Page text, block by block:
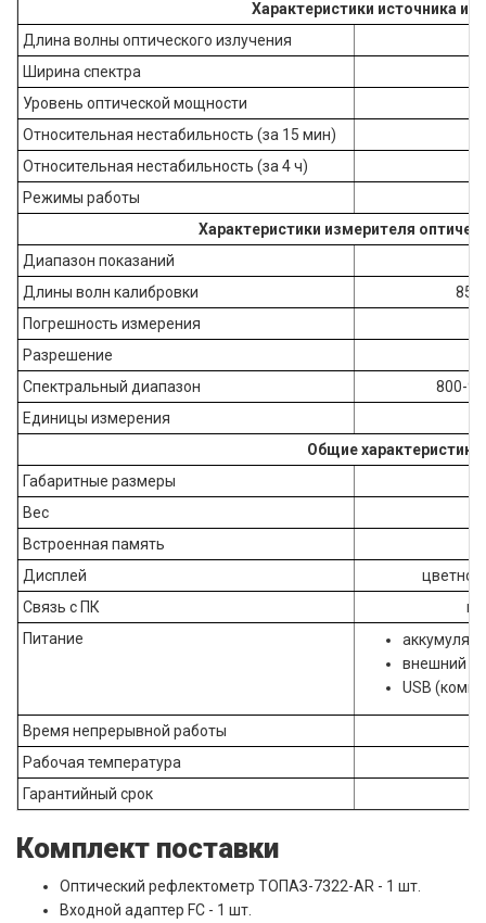
Характеристики источника
Длина волны оптического излучения
Ширина спектра
Уровень оптической мощности
Относительная нестабильность (за 15 мин)
Относительная нестабильность (за 4 ч)
Режимы работы
Характеристики измерителя
Диапазон показаний
Длины волн калибровки
Погрешность измерения
Разрешение
Спектральный диапазон
800-
Единицы измерения
Общие характеристики
Габаритные размеры
Вес
Встроенная память
Дисплей
Связь с ПК
Питание
внешний
USB
Время непрерывной работы
Рабочая температура
Гарантийный срок
Комплект поставки
Оптический рефлектометр ТОПАЗ-7322-АR - 1 шт.
Входной адаптер FC - 1 шт.